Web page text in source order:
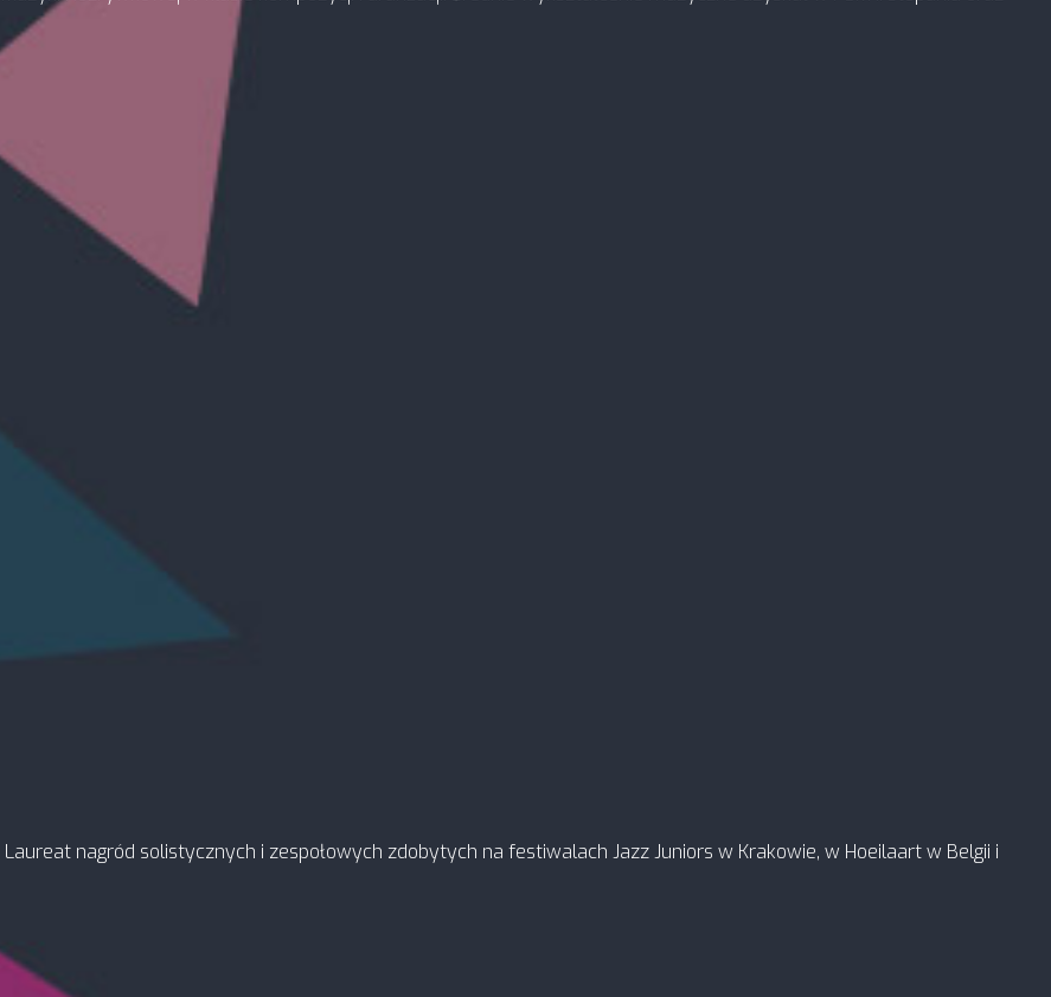
nagród solistycznych i zespołowych zdobytych na festiwalach Jazz Juniors w Krakowie, w Hoeilaart w Belgii i